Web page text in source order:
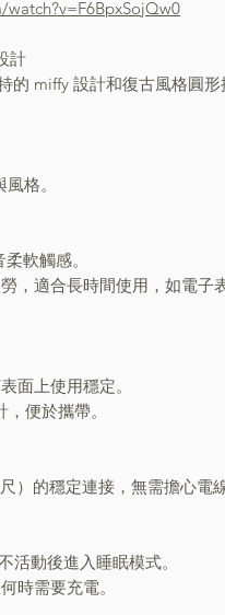
計
的 miffy 設計和復古風格圓形
格。
軟觸感。
，適合長時間使用，如電子
上使用穩定。
便於攜帶。
的穩定連接，無需擔心電線
動後進入睡眠模式。
時需要充電。